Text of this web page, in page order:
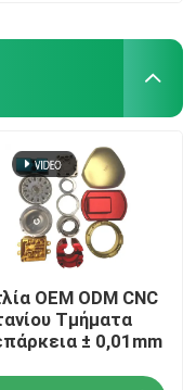
OEM ODM CNC
Τμήματα
± 0,01mm